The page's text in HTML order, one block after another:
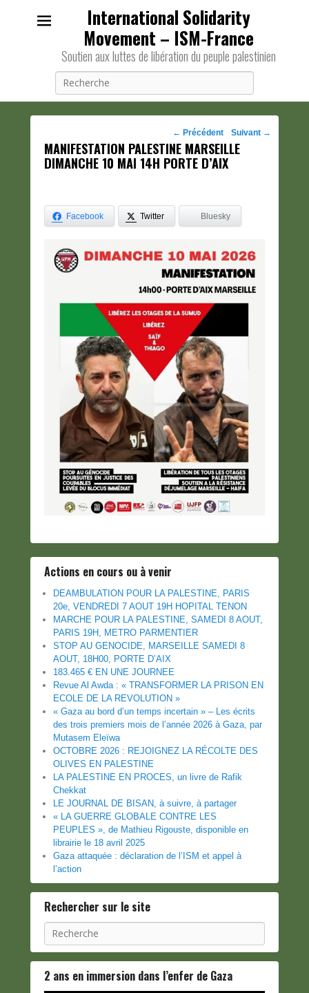
International Solidarity
Movement – ISM-France
Soutien aux luttes de libération du peuple palestinien
Navigation
des
← Précédent Suivant →
MANIFESTATION PALESTINE MARSEILLE
DIMANCHE 10 MAI 14H PORTE D’AIX
Facebook Twitter Bluesky
Actions en cours ou à venir
DEAMBULATION POUR LA PALESTINE, PARIS
20e, VENDREDI 7 AOUT 19H HOPITAL TENON
MARCHE POUR LA PALESTINE, SAMEDI 8 AOUT,
PARIS 19H, METRO PARMENTIER
STOP AU GENOCIDE, MARSEILLE SAMEDI 8
AOUT, 18H00, PORTE D’AIX
183.465 € EN UNE JOURNEE
Revue Al Awda : « TRANSFORMER LA PRISON EN
ECOLE DE LA REVOLUTION »
« Gaza au bord d’un temps incertain » – Les écrits
des trois premiers mois de l’année 2026 à Gaza, par
Mutasem Eleïwa
OCTOBRE 2026 : REJOIGNEZ LA RÉCOLTE DES
OLIVES EN PALESTINE
LA PALESTINE EN PROCES, un livre de Rafik
Chekkat
LE JOURNAL DE BISAN, à suivre, à partager
« LA GUERRE GLOBALE CONTRE LES
PEUPLES », de Mathieu Rigouste, disponible en
librairie le 18 avril 2025
Gaza attaquée : déclaration de l’ISM et appel à
l’action
Rechercher sur le site
Recherche
2 ans en immersion dans l’enfer de Gaza